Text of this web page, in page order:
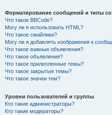
Форматирование сообщений и типы
Что такое BBCode?
Могу ли я использовать HTML?
Что такое смайлики?
Могу ли я добавлять изображения к
Что такое важные объявления?
Что такое объявления?
Что такое прилепленные темы?
Что такое закрытые темы?
Что такое значки тем?
Уровни пользователей и группы
Кто такие администраторы?
Кто такие модераторы?